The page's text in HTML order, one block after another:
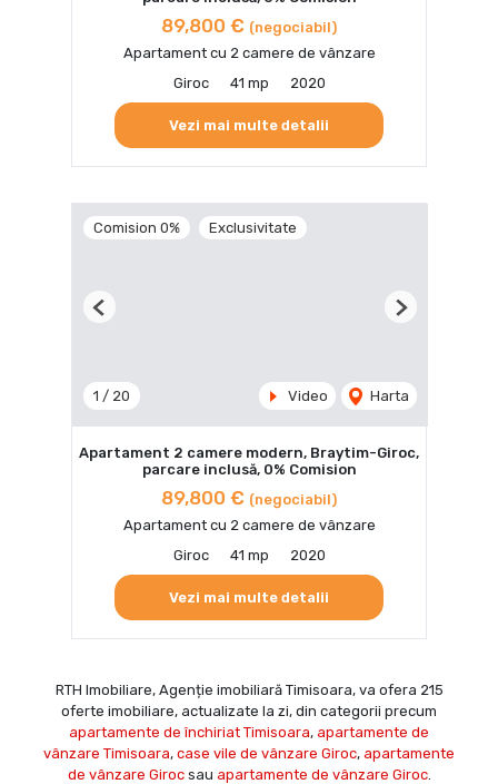
89,800 € (negociabil)
Apartament cu 2 camere de vânzare
Giroc
41 mp 2020
Vezi mai multe detalii
Comision 0% Exclusivitate
1 / 20 Video Harta
Previous Next
Apartament 2 camere modern, Braytim-Giroc,
parcare inclusă, 0% Comision
89,800 € (negociabil)
Apartament cu 2 camere de vânzare
Giroc
41 mp 2020
Vezi mai multe detalii
RTH Imobiliare, Agenție imobiliară Timisoara, va ofera 215
oferte imobiliare, actualizate la zi, din categorii precum
apartamente de închiriat Timisoara, apartamente de
vânzare Timisoara, case vile de vânzare Giroc, apartamente
de vânzare Girocsau apartamente de vânzare Giroc.